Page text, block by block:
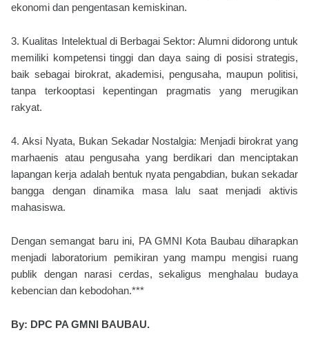
ekonomi dan pengentasan kemiskinan.
3. Kualitas Intelektual di Berbagai Sektor: Alumni didorong untuk
memiliki kompetensi tinggi dan daya saing di posisi strategis,
baik sebagai birokrat, akademisi, pengusaha, maupun politisi,
tanpa terkooptasi kepentingan pragmatis yang merugikan
rakyat.
4. Aksi Nyata, Bukan Sekadar Nostalgia: Menjadi birokrat yang
marhaenis atau pengusaha yang berdikari dan menciptakan
lapangan kerja adalah bentuk nyata pengabdian, bukan sekadar
bangga dengan dinamika masa lalu saat menjadi aktivis
mahasiswa.
Dengan semangat baru ini, PA GMNI Kota Baubau diharapkan
menjadi laboratorium pemikiran yang mampu mengisi ruang
publik dengan narasi cerdas, sekaligus menghalau budaya
kebencian dan kebodohan.***
By: DPC PA GMNI BAUBAU.